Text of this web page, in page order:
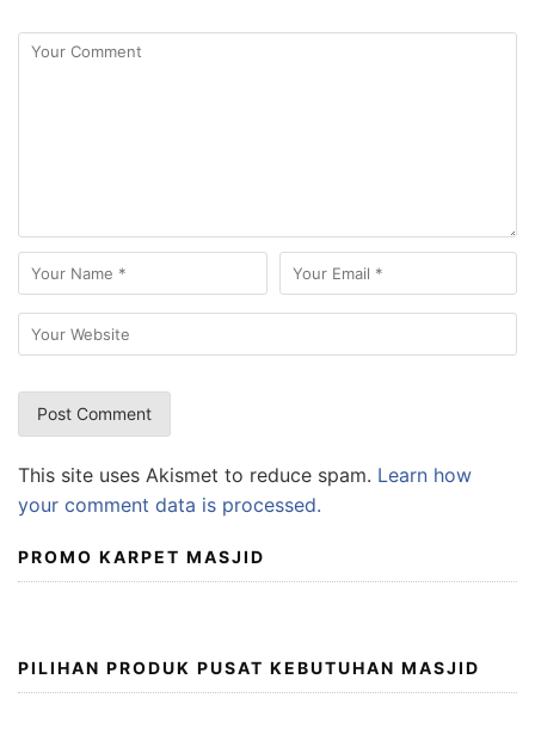
This site uses Akismet to reduce spam. Learn how
your comment data is processed.
PROMO KARPET MASJID
PILIHAN PRODUK PUSAT KEBUTUHAN MASJID